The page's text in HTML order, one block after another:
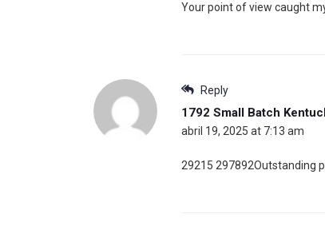
Your point of view caught
Reply
1792 Small Batch
abril 19, 2025 at 7:13 am
29215 297892Outstanding